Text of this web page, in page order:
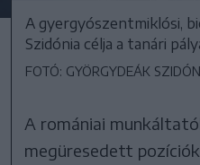
A gyergyószentmiklósi,
Szidónia célja a tanári
FOTÓ: GYÖRGYDEÁK
A romániai
megüresedett